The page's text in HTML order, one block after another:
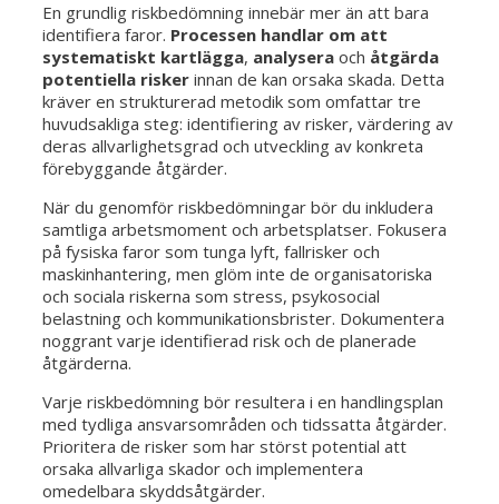
En grundlig riskbedömning innebär mer än att bara
identifiera faror. Processen handlar om att
systematiskt kartlägga, analysera och åtgärda
potentiella risker innan de kan orsaka skada. Detta
kräver en strukturerad metodik som omfattar tre
huvudsakliga steg: identifiering av risker, värdering av
deras allvarlighetsgrad och utveckling av konkreta
förebyggande åtgärder.
När du genomför riskbedömningar bör du inkludera
samtliga arbetsmoment och arbetsplatser. Fokusera
på fysiska faror som tunga lyft, fallrisker och
maskinhantering, men glöm inte de organisatoriska
och sociala riskerna som stress, psykosocial
belastning och kommunikationsbrister. Dokumentera
noggrant varje identifierad risk och de planerade
åtgärderna.
Varje riskbedömning bör resultera i en handlingsplan
med tydliga ansvarsområden och tidssatta åtgärder.
Prioritera de risker som har störst potential att
orsaka allvarliga skador och implementera
omedelbara skyddsåtgärder.